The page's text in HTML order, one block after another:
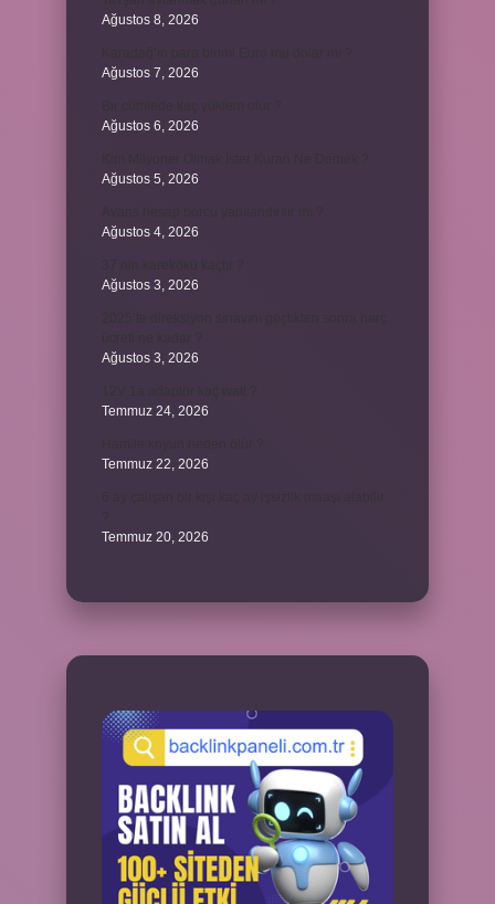
Ağustos 8, 2026
Ağustos 7, 2026
Ağustos 6, 2026
Ağustos 5, 2026
Ağustos 4, 2026
Ağustos 3, 2026
Ağustos 3, 2026
Temmuz 24, 2026
Temmuz 22, 2026
Temmuz 20, 2026